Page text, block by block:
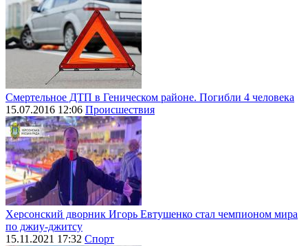
Смертельное ДТП в Геническом районе. Погибли 4 человека
15.07.2016 12:06 Происшествия
Херсонский дворник Игорь Евтушенко стал чемпионом мира
по джиу-джитсу
15.11.2021 17:32 Спорт